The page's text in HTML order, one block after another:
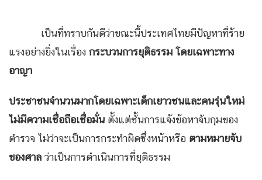
เป็นที่ทราบกันดีว่าขณะนี้ประเทศไทยมีปัญหาที่ร้าย
แรงอย่างยิ่งในเรื่อง กระบวนการยุติธรรม โดยเฉพาะทาง
อาญา
ประชาชนจำนวนมากโดยเฉพาะเด็กเยาวชนและคนรุ่นใหม่
ไม่มีความเชื่อถือเชื่อมั่น ตั้งแต่ชั้นการแจ้งข้อหาจับกุมของ
ตำรวจ ไม่ว่าจะเป็นการกระทำผิดซึ่งหน้าหรือ ตามหมายจับ
ของศาล ว่าเป็นการดำเนินการที่ยุติธรรม